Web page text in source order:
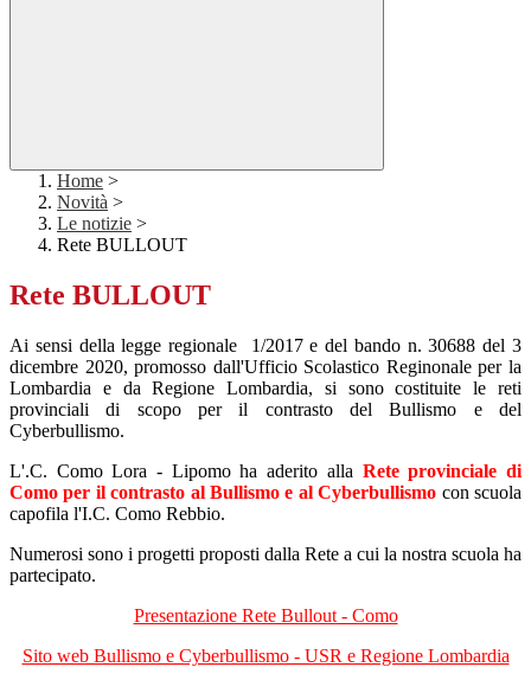
Home >
Novità >
Le notizie >
Rete BULLOUT
Rete BULLOUT
Ai sensi della legge regionale 1/2017 e del bando n. 30688 del 3
dicembre 2020, promosso dall'Ufficio Scolastico Reginonale per la
Lombardia e da Regione Lombardia, si sono costituite le reti
provinciali di scopo per il contrasto del Bullismo e del
Cyberbullismo.
L'.C. Como Lora - Lipomo ha aderito alla Rete provinciale di
Como per il contrasto al Bullismo e al Cyberbullismo con scuola
capofila l'I.C. Como Rebbio.
Numerosi sono i progetti proposti dalla Rete a cui la nostra scuola ha
partecipato.
Presentazione Rete Bullout - Como
Sito web Bullismo e Cyberbullismo - USR e Regione Lombardia